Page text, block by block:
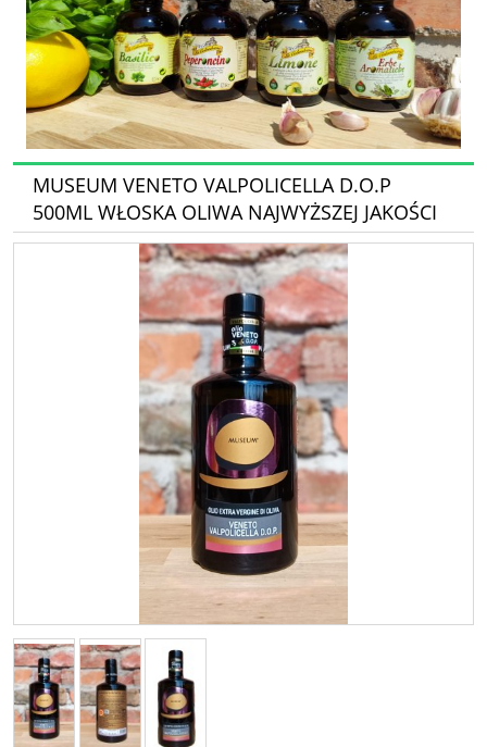
MUSEUM VENETO VALPOLICELLA D.O.P
500ML WŁOSKA OLIWA NAJWYŻSZEJ JAKOŚCI